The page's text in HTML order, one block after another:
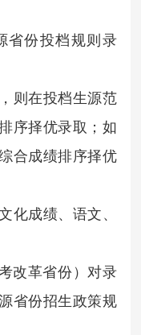
省份投档规则录
则在投档生源范
序择优录取；如
合成绩排序择优
成绩、语文、
改革省份）对录
省份招生政策规